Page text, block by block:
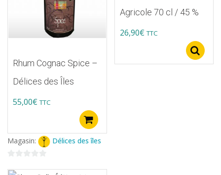
Rhum Cognac Spice –
Délices des Îles
55,00€ TTC
Magasin: Délices des îles
Agricole 70 cl / 45 %
26,90€ TTC